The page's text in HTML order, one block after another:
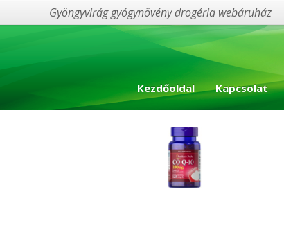
Gyöngyvirág gyógynövény drogéria webáruház
Kezdőoldal Kapcsolat